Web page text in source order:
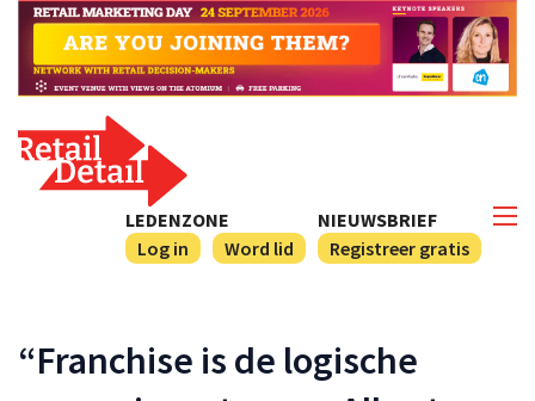
NIEUWSBRIEF
Registreer gratis
LEDENZONE
Log in
Word lid
“Franchise is de logische